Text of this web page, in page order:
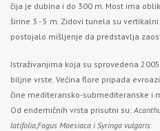
čija je dubina i do 300 m. Most ima
širine 3 - 5 m. Zidovi tunela su
postojalo mišljenje da predstavlja
Istraživanjima koja su sprovedena
biljne vrste. Većina flore pripada
čine mediteransko-submediteranske i
Od endemičnih vrsta prisutni su:
latifolia,Fagus Moesiaca i Syringa vulgaris.